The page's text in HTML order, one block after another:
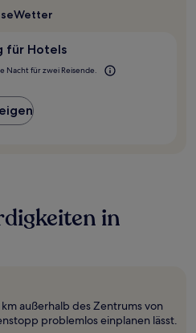
Wetter
für Hotels
Nacht für zwei Reisende.
in
außerhalb des Zentrums von
problemlos einplanen lässt.